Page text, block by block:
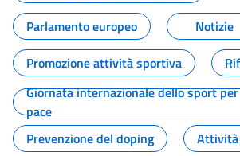
Parlamento europeo
Notizie
Promozione attività sportiva
Giornata internazionale dello sport
pace
Prevenzione del doping